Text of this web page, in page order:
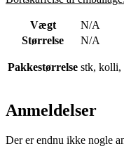
Vægt
N/A
Størrelse
N/A
Pakkestørrelse stk, kolli,
Anmeldelser
Der er endnu ikke nogle